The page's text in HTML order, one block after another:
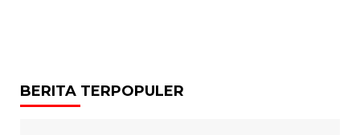
BERITA TERPOPULER